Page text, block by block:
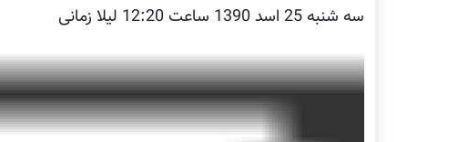
سه شنبه 25 اسد 1390 ساعت 12:20 لیلا زمانی